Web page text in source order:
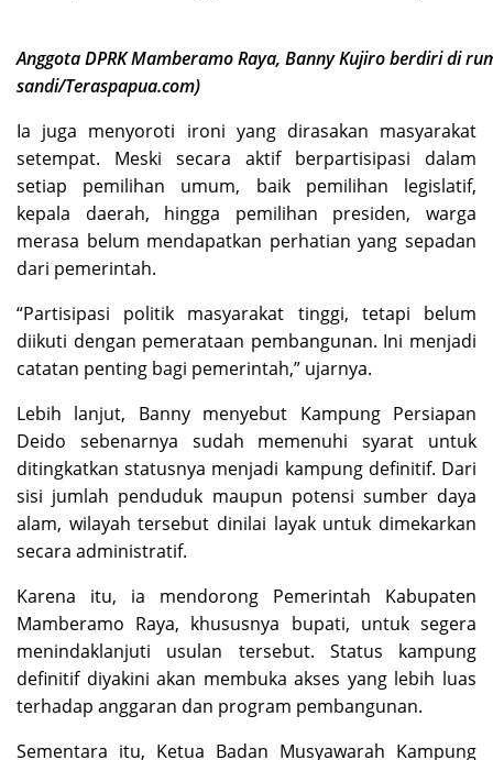
Anggota DPRK Mamberamo Raya, Banny Kujiro berdiri di
sandi/Teraspapua.com)
Ia juga menyoroti ironi yang dirasakan masyarakat
setempat. Meski secara aktif berpartisipasi dalam
setiap pemilihan umum, baik pemilihan legislatif,
kepala daerah, hingga pemilihan presiden, warga
merasa belum mendapatkan perhatian yang sepadan
dari pemerintah.
“Partisipasi politik masyarakat tinggi, tetapi belum
diikuti dengan pemerataan pembangunan. Ini menjadi
catatan penting bagi pemerintah,” ujarnya.
Lebih lanjut, Banny menyebut Kampung Persiapan
Deido sebenarnya sudah memenuhi syarat untuk
ditingkatkan statusnya menjadi kampung definitif. Dari
sisi jumlah penduduk maupun potensi sumber daya
alam, wilayah tersebut dinilai layak untuk dimekarkan
secara administratif.
Karena itu, ia mendorong Pemerintah Kabupaten
Mamberamo Raya, khususnya bupati, untuk segera
menindaklanjuti usulan tersebut. Status kampung
definitif diyakini akan membuka akses yang lebih luas
terhadap anggaran dan program pembangunan.
Sementara itu, Ketua Badan Musyawarah Kampung